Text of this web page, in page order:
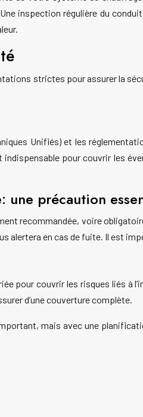
inspection régulière du
strictes pour assurer la
Unifiés) et les
pour couvrir les
une précaution
recommandée, voire
alertera en cas de fuite. Il est
pour couvrir les risques liés à
d’une couverture complète.
mais avec une